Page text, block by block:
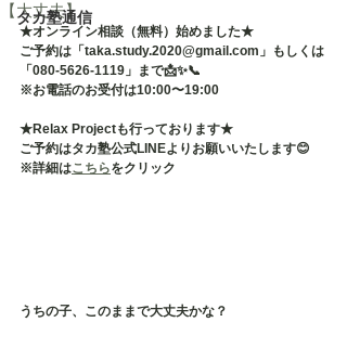
タカ塾通信
【大丈夫】
★オンライン相談（無料）始めました★
ご予約は「taka.study.2020@gmail.com」もしくは
「080-5626-1119」まで📩✨📞
※お電話のお受付は10:00〜19:00
★Relax Projectも行っております★
ご予約はタカ塾公式LINEよりお願いいたします😊
※詳細はこちらをクリック
うちの子、このままで大丈夫かな？